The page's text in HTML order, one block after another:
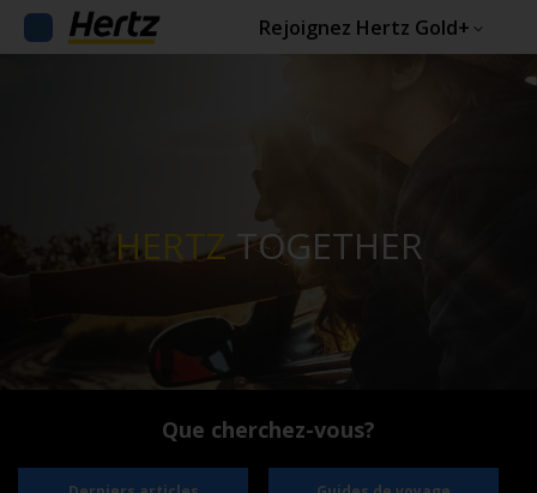
Rejoignez Hertz Gold+
HERTZTOGETHER
Que cherchez-vous?